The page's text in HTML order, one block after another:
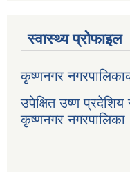
स्वास्थ्य प्रोफाइल
कृष्णनगर
उपेक्षित उष्ण प्रदेशिय
कृष्णनगर